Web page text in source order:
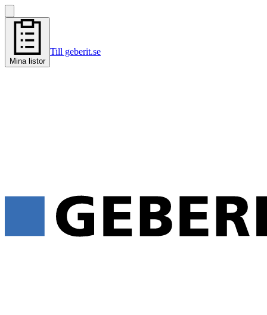
Mina listor
Till geberit.se